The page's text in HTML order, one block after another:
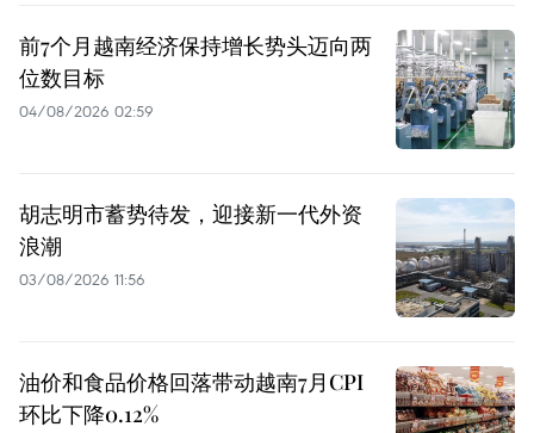
前7个月越南经济保持增长势头迈向两
位数目标
04/08/2026 02:59
胡志明市蓄势待发，迎接新一代外资
浪潮
03/08/2026 11:56
油价和食品价格回落带动越南7月CPI
环比下降0.12%